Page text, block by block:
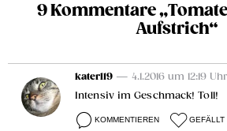
9 Kommentare
Aufstrich“
katerl19 — 4.1.2016 um 12:19 Uhr
Intensiv im Geschmack! Toll!
KOMMENTIEREN GEFÄLLT